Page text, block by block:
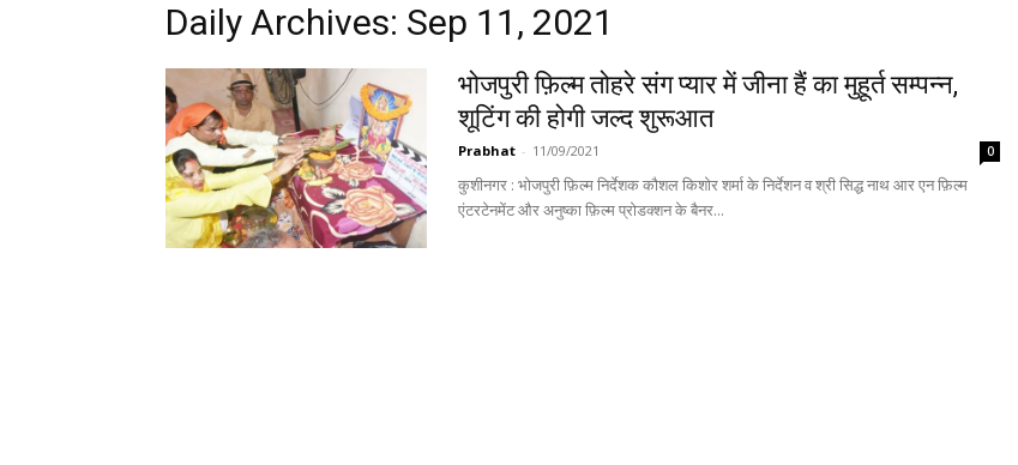
Daily Archives: Sep 11, 2021
भोजपुरी फ़िल्म तोहरे संग प्यार में जीना हैं का मुहूर्त सम्पन्न,
शूटिंग की होगी जल्द शुरूआत
Prabhat - 11/09/2021 0
कुशीनगर : भोजपुरी फ़िल्म निर्देशक कौशल किशोर शर्मा के निर्देशन व श्री सिद्ध नाथ आर एन फ़िल्म
एंटरटेनमेंट और अनुष्का फ़िल्म प्रोडक्शन के बैनर...